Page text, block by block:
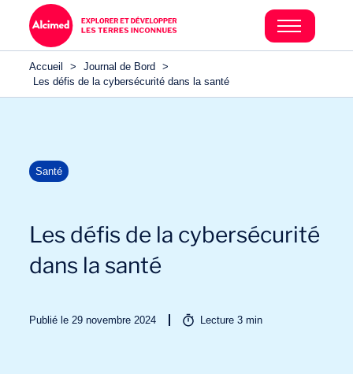
Accueil > Journal de Bord
>
Les défis de la cybersécurité dans la santé
Santé
Les défis de la cybersécurité
dans la santé
Publié le 29 novembre 2024 Lecture3 min